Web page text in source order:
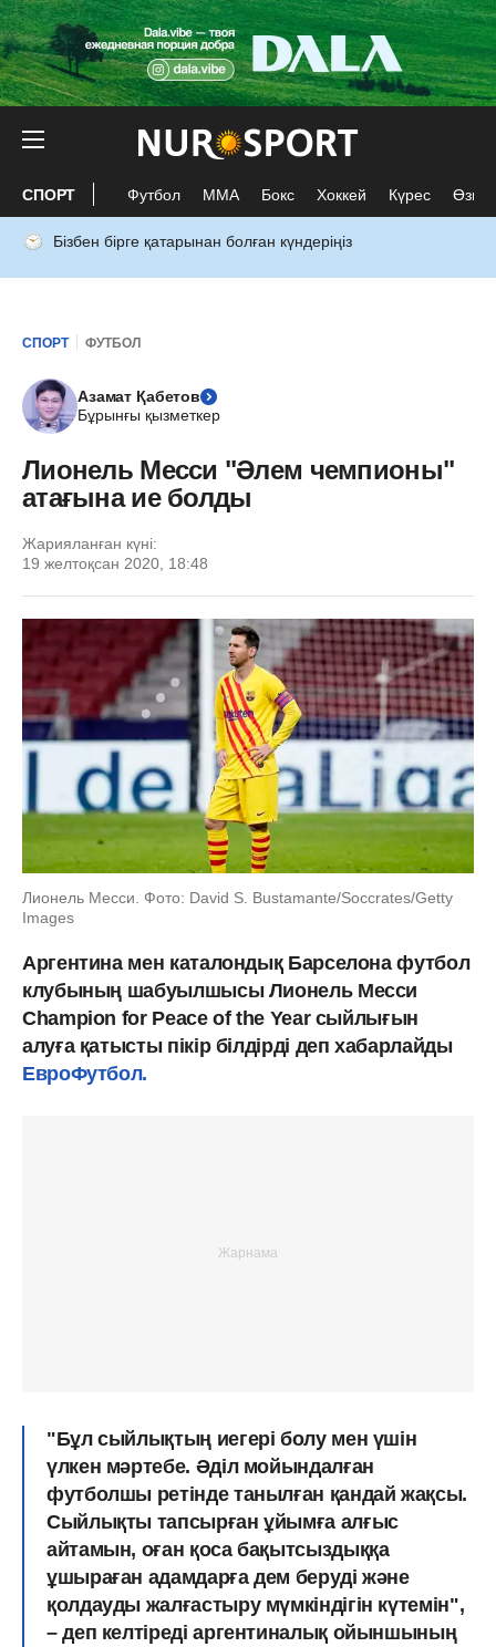
СПОРТ Футбол ММА Бокс Хоккей Күрес Өзге
Бізбен бірге қатарынан болған күндеріңіз
СПОРТ ФУТБОЛ
Азамат Қабетов
Бұрынғы қызметкер
Лионель Месси "Әлем чемпионы"
атағына ие болды
Жарияланған күні:
19 желтоқсан 2020, 18:48
Лионель Месси. Фото: David S. Bustamante/Soccrates/Getty
Images
Аргентина мен каталондық Барселона футбол
клубының шабуылшысы Лионель Месси
Champion for Peace of the Year сыйлығын
алуға қатысты пікір білдірді деп хабарлайды
ЕвроФутбол.
"Бұл сыйлықтың иегері болу мен үшін
үлкен мәртебе. Әділ мойындалған
футболшы ретінде танылған қандай жақсы.
Сыйлықты тапсырған ұйымға алғыс
айтамын, оған қоса бақытсыздыққа
ұшыраған адамдарға дем беруді және
қолдауды жалғастыру мүмкіндігін күтемін",
– деп келтіреді аргентиналық ойыншының